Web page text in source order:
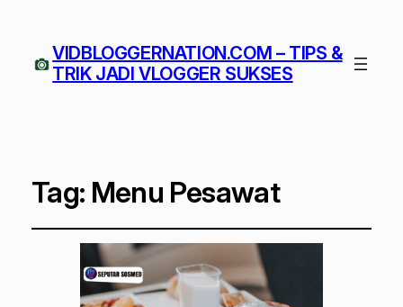
VIDBLOGGERNATION.COM – TIPS &
TRIK JADI VLOGGER SUKSES
Tag: Menu Pesawat